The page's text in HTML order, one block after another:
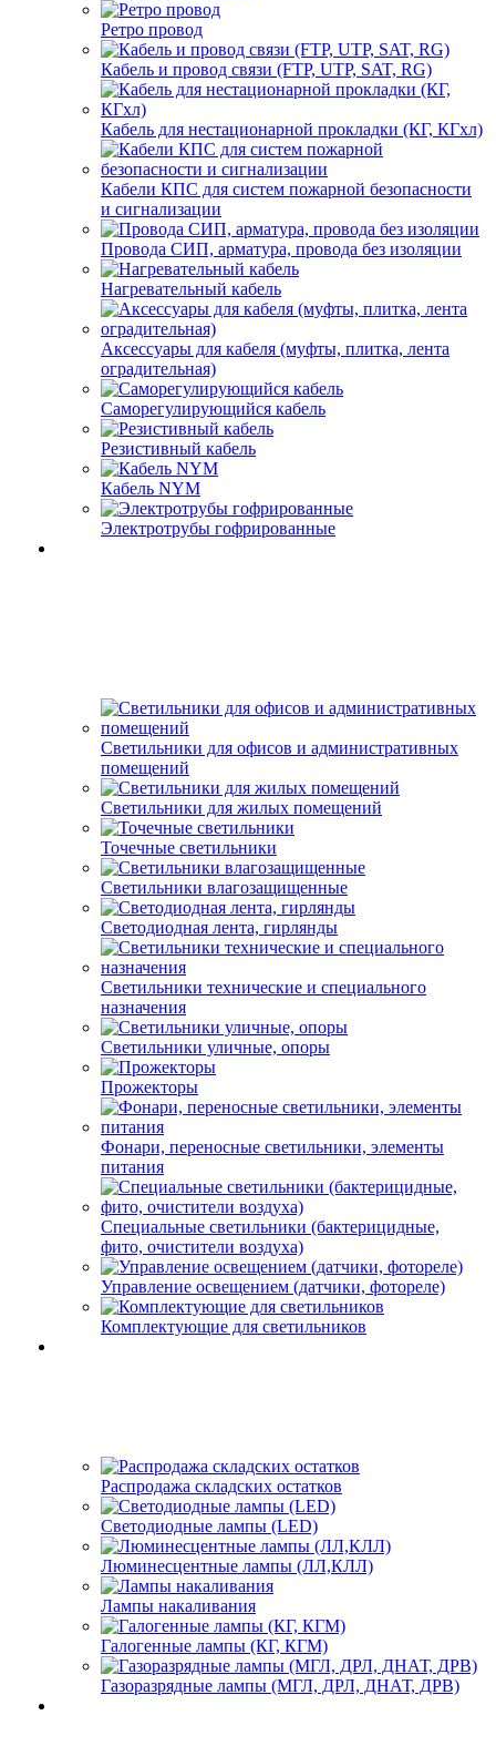
Ретро провод
Кабель и провод связи (FTP, UTP, SAT, RG)
Кабель для нестационарной прокладки (КГ, КГхл)
Кабели КПС для систем пожарной безопасности
и сигнализации
Провода СИП, арматура, провода без изоляции
Нагревательный кабель
Аксессуары для кабеля (муфты, плитка, лента
оградительная)
Саморегулирующийся кабель
Резистивный кабель
Кабель NYM
Электротрубы гофрированные
Светильники для офисов и административных
помещений
Светильники для жилых помещений
Точечные светильники
Светильники влагозащищенные
Светодиодная лента, гирлянды
Светильники технические и специального
назначения
Светильники уличные, опоры
Прожекторы
Фонари, переносные светильники, элементы
питания
Специальные светильники (бактерицидные,
фито, очистители воздуха)
Управление освещением (датчики, фотореле)
Комплектующие для светильников
Распродажа складских остатков
Светодиодные лампы (LED)
Люминесцентные лампы (ЛЛ,КЛЛ)
Лампы накаливания
Галогенные лампы (КГ, КГМ)
Газоразрядные лампы (МГЛ, ДРЛ, ДНАТ, ДРВ)